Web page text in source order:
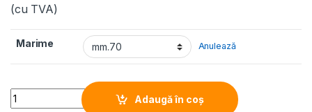
(cu TVA)
Marime Anulează
Quantity
Adaugă în coș